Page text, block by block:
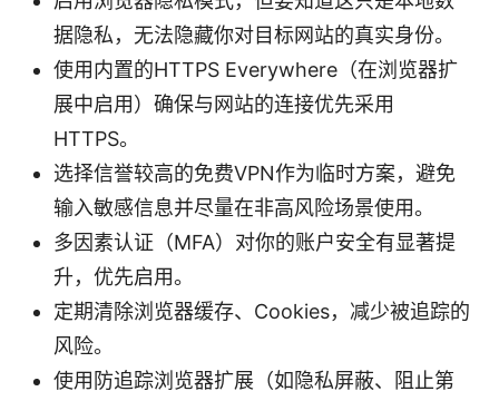
据隐私，无法隐藏你对目标网站的真实身份。
使用内置的HTTPS Everywhere（在浏览器扩
展中启用）确保与网站的连接优先采用
HTTPS。
选择信誉较高的免费VPN作为临时方案，避免
输入敏感信息并尽量在非高风险场景使用。
多因素认证（MFA）对你的账户安全有显著提
升，优先启用。
定期清除浏览器缓存、Cookies，减少被追踪的
风险。
使用防追踪浏览器扩展（如隐私屏蔽、阻止第